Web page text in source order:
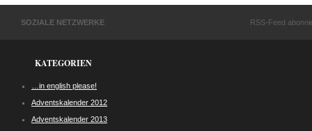
SOZIALE NETZWERKE RSS-Feed
KATEGORIEN
…in english please!
Adventskalender 2012
Adventskalender 2013